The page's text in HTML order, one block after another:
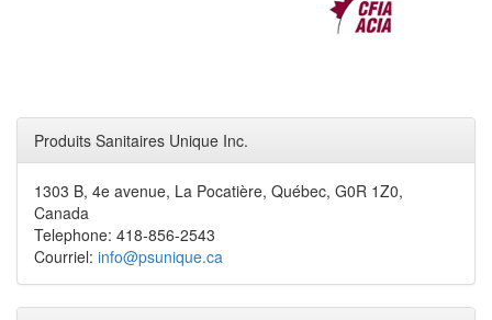
Produits Sanitaires Unique Inc.
1303 B, 4e avenue, La Pocatière, Québec, G0R 1Z0,
Canada
Telephone: 418-856-2543
Courriel: info@psunique.ca